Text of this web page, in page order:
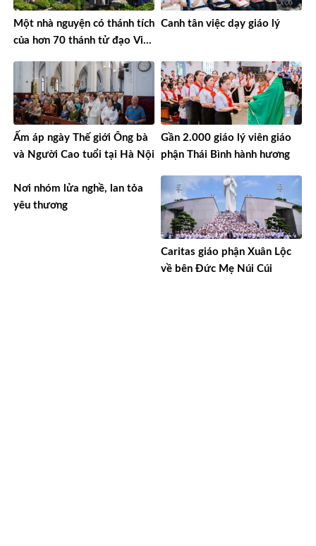
Một nhà nguyện có thánh tích
của hơn 70 thánh tử đạo Việt
Canh tân việc dạy giáo lý
Ấm áp ngày Thế giới Ông bà
và Người Cao tuổi tại Hà Nội
Gần 2.000 giáo lý viên giáo
phận Thái Bình hành hương
Nơi nhóm lửa nghề, lan tỏa
yêu thương
Caritas giáo phận Xuân Lộc
về bên Đức Mẹ Núi Cúi